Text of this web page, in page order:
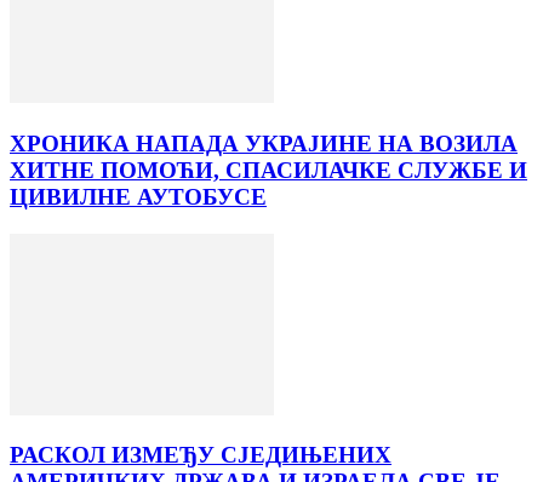
ХРОНИКА НАПАДА УКРАЈИНЕ НА ВОЗИЛА
ХИТНЕ ПОМОЋИ, СПАСИЛАЧКЕ СЛУЖБЕ И
ЦИВИЛНЕ АУТОБУСЕ
РАСКОЛ ИЗМЕЂУ СЈЕДИЊЕНИХ